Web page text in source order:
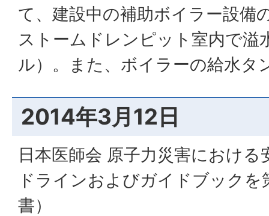
て、建設中の補助ボイラー設備
ストームドレンピット室内で溢
ル）。また、ボイラーの給水タ
2014年3月12日
日本医師会 原子力災害におけ
ドラインおよびガイドブック
書）